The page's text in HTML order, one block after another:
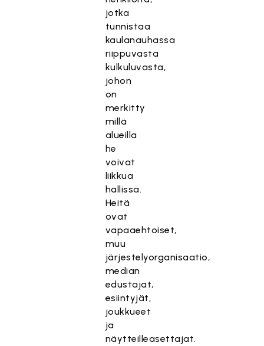
jotka
tunnistaa
kaulanauhassa
riippuvasta
kulkuluvasta,
johon
on
merkitty
millä
alueilla
he
voivat
liikkua
hallissa.
Heitä
ovat
vapaaehtoiset,
muu
järjestelyorganisaatio,
median
edustajat,
esiintyjät,
joukkueet
ja
näytteilleasettajat.